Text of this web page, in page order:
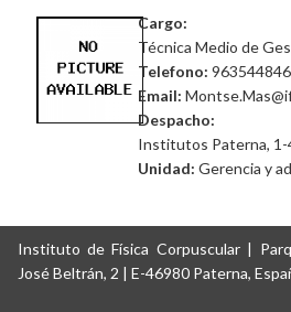
Cargo:
Técnica Medio de
Telefono: 963544846
Email:
Despacho:
Institutos Paterna, 1-
Unidad: Gerencia y
Instituto de Física Corpuscular |
José Beltrán, 2 | E-46980 Paterna,